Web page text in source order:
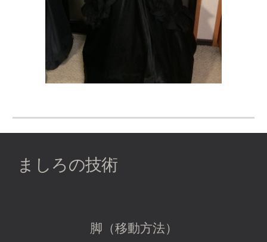
ましろの技術
脚（移動方法）